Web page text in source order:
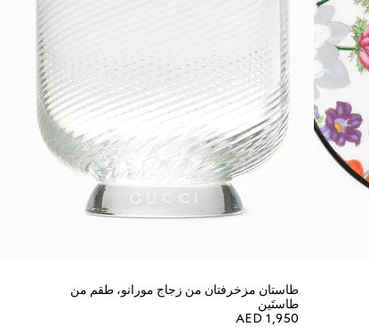
طاستان مزخرفتان من زجاج مورانو، طقم من
طاستَين
AED 1,950